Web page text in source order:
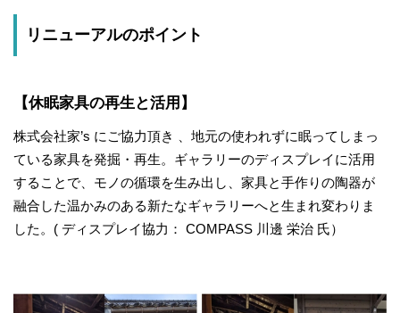
リニューアルのポイント
【休眠家具の再生と活用】
株式会社家’s にご協力頂き 、地元の使われずに眠ってしまっ
ている家具を発掘・再生。ギャラリーのディスプレイに活用
することで、モノの循環を生み出し、家具と手作りの陶器が
融合した温かみのある新たなギャラリーへと生まれ変わりま
した。( ディスプレイ協力： COMPASS 川邊 栄治 氏）